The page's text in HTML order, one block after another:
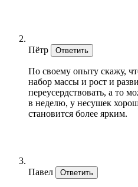
Пётр Ответить
По своему опыту скажу,
набор массы и рост и
переусердствовать, а то
в неделю, у несушек
становится более ярким.
Павел Ответить